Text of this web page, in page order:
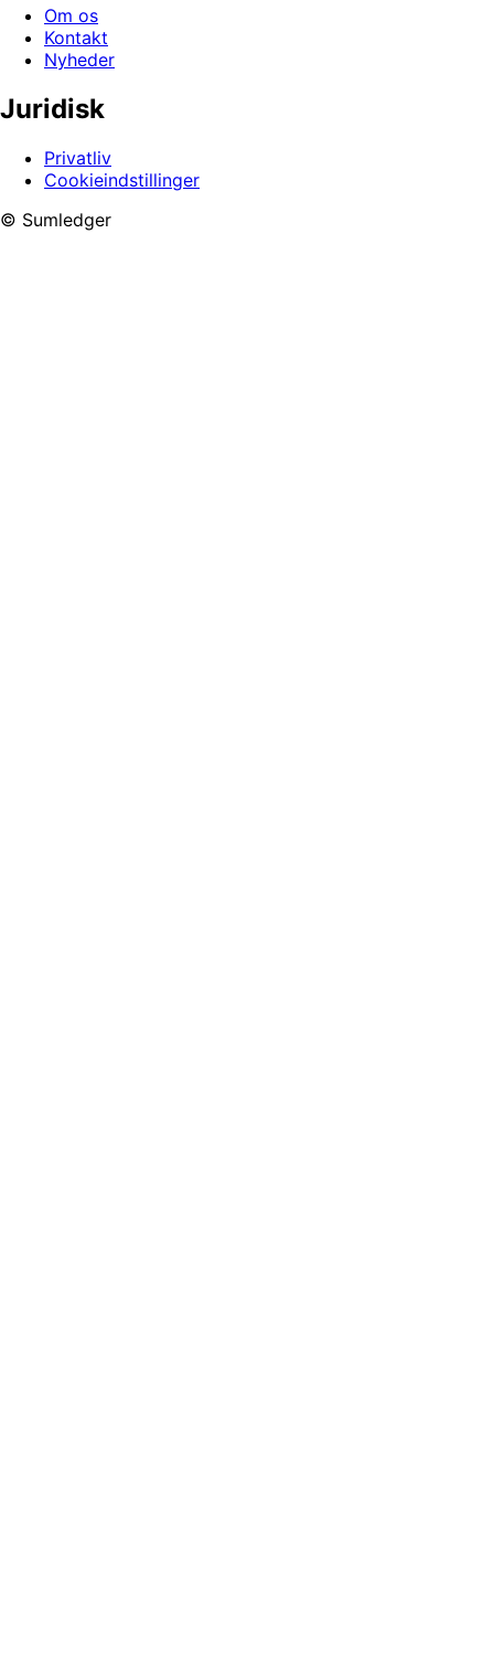
Om os
Kontakt
Nyheder
Juridisk
Privatliv
Cookieindstillinger
© Sumledger